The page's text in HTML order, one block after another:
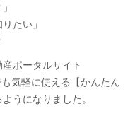
たい」
ポータルサイト
も気軽に使える【かんたん
うになりました。